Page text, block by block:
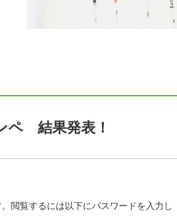
ペ 結果発表！
閲覧するには以下にパスワードを入力し